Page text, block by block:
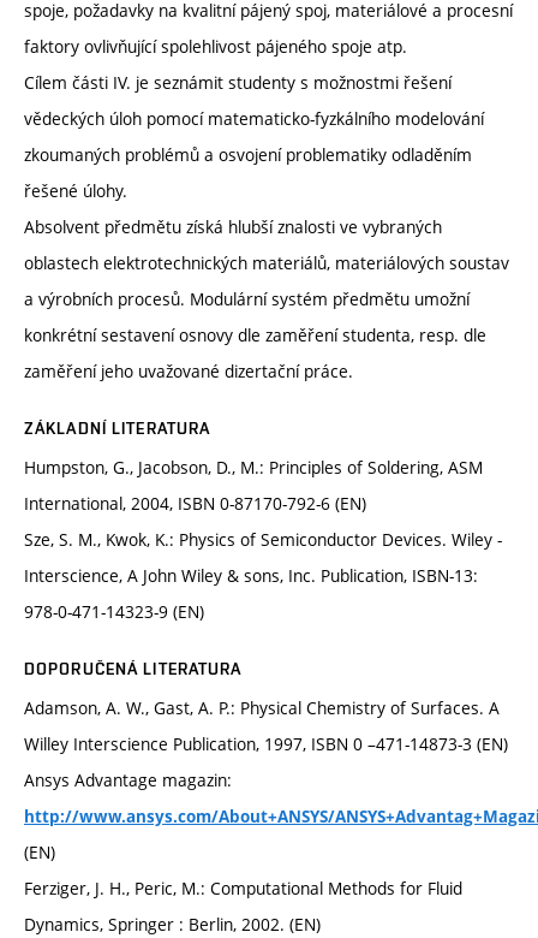
spoje, požadavky na kvalitní pájený spoj, materiálové a procesní
faktory ovlivňující spolehlivost pájeného spoje atp.
Cílem části IV. je seznámit studenty s možnostmi řešení
vědeckých úloh pomocí matematicko-fyzkálního modelování
zkoumaných problémů a osvojení problematiky odladěním
řešené úlohy.
Absolvent předmětu získá hlubší znalosti ve vybraných
oblastech elektrotechnických materiálů, materiálových soustav
a výrobních procesů. Modulární systém předmětu umožní
konkrétní sestavení osnovy dle zaměření studenta, resp. dle
zaměření jeho uvažované dizertační práce.
ZÁKLADNÍ LITERATURA
Humpston, G., Jacobson, D., M.: Principles of Soldering, ASM
International, 2004, ISBN 0-87170-792-6 (EN)
Sze, S. M., Kwok, K.: Physics of Semiconductor Devices. Wiley -
Interscience, A John Wiley & sons, Inc. Publication, ISBN-13:
978-0-471-14323-9 (EN)
DOPORUČENÁ LITERATURA
Adamson, A. W., Gast, A. P.: Physical Chemistry of Surfaces. A
Willey Interscience Publication, 1997, ISBN 0 –471-14873-3 (EN)
Ansys Advantage magazin:
http://www.ansys.com/About+ANSYS/
(EN)
Ferziger, J. H., Peric, M.: Computational Methods for Fluid
Dynamics, Springer : Berlin, 2002. (EN)